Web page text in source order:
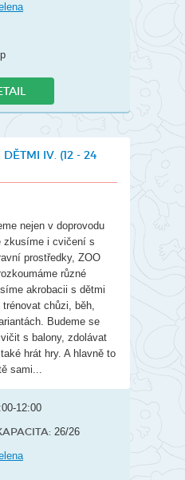
IV. (12 - 24
nejen v doprovodu
zkusíme i cvičení s
prostředky, ZOO
různé
akrobacii s dětmi
chůzi, běh,
Budeme se
s balony, zdolávat
hrát hry. A hlavně to
sami...
12:00
26/26